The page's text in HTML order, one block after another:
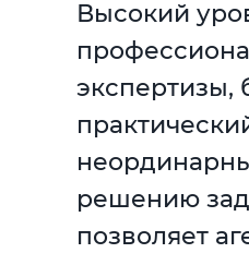
Высокий
экспертизы,
решению
позволяет